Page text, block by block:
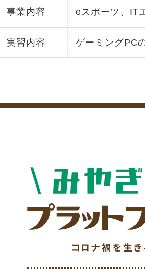
事業内容 eスポーツ、IT
実習内容 ゲーミングPC